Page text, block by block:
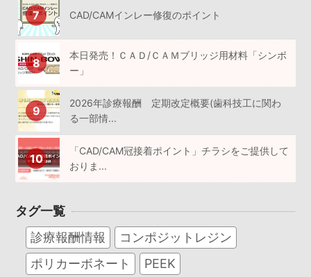
CAD/CAMインレー修復のポイント
本日発売！ＣＡＤ/ＣＡＭブリッジ用材料「シンボ
ー」
2026年診療報酬 定期改定概要(歯科技工に関わ
る一部情...
「CAD/CAM冠接着ポイント」チラシをご提供して
おりま...
タグ一覧
診療報酬情報
コンポジットレジン
ポリカーボネート
PEEK